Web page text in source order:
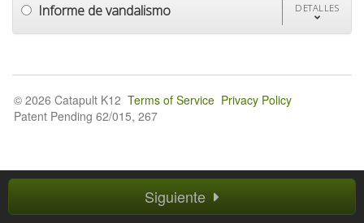
Informe de vandalismo DETALLES
Siguiente
© 2026 Catapult K12 Terms of Service Privacy Policy
Patent Pending 62/015, 267